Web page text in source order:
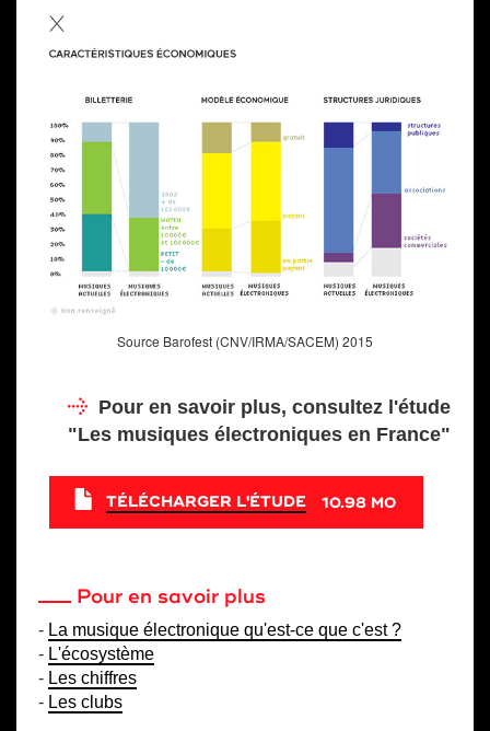
Source Barofest (CNV/IRMA/SACEM) 2015
Pour en savoir plus, consultez l'étude
"Les musiques électroniques en France"
TÉLÉCHARGER L'ÉTUDE 10.98 MO
Pour en savoir plus
- La musique électronique qu'est-ce que c'est ?
- L'écosystème
- Les chiffres
- Les clubs